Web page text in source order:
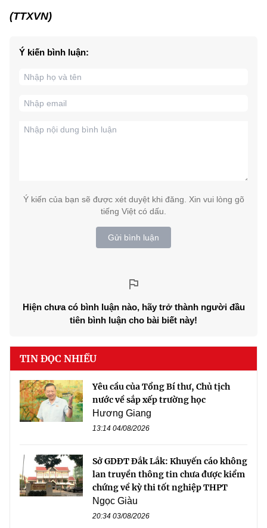
(TTXVN)
Ý kiến bình luận:
Ý kiến của bạn sẽ được xét duyệt khi đăng. Xin vui lòng gõ
tiếng Việt có dấu.
Gửi bình luận
Hiện chưa có bình luận nào, hãy trở thành người đầu
tiên bình luận cho bài biết này!
TIN ĐỌC NHIỀU
Yêu cầu của Tổng Bí thư, Chủ tịch
nước về sắp xếp trường học
Hương Giang
13:14 04/08/2026
Sở GDĐT Đắk Lắk: Khuyến cáo không
lan truyền thông tin chưa được kiểm
chứng về kỳ thi tốt nghiệp THPT
Ngọc Giàu
20:34 03/08/2026